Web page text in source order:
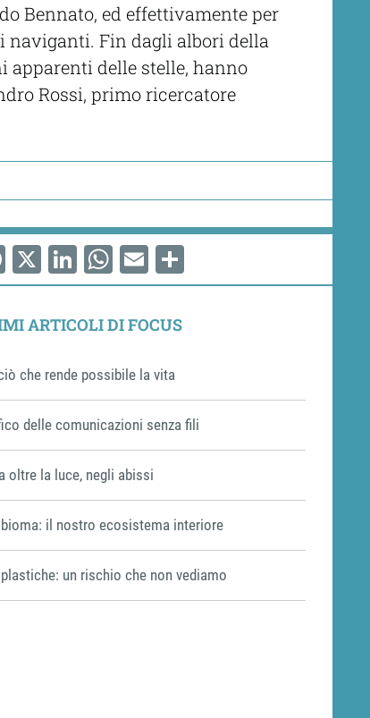
Bennato, ed effettivamente per
naviganti. Fin dagli albori della
apparenti delle stelle, hanno
Rossi, primo ricercatore
X LinkedIn
WhatsApp
EmailShare
ARTICOLI DI FOCUS
che rende possibile la vita
delle comunicazioni senza fili
oltre la luce, negli abissi
il nostro ecosistema interiore
un rischio che non vediamo